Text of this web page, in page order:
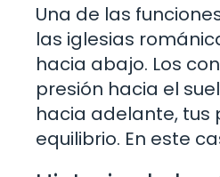
Una de las
las iglesias
hacia abajo. Los
presión hacia el
hacia adelante, tus
equilibrio. En este